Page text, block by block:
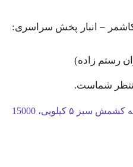
– انبار پخش سراسری:
زاده)
کشمش سبز کارتونی؛ معروف به کشمش سبز ۵ کیلویی، 15000